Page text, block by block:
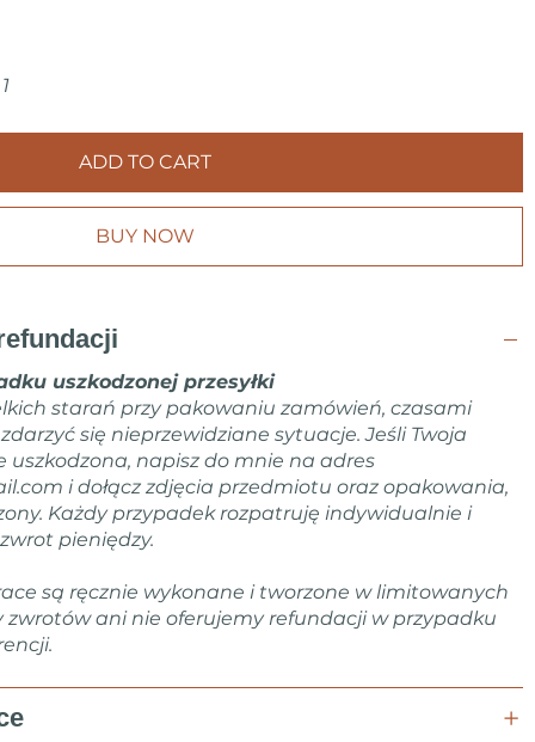
ADD TO CART
BUY NOW
uszkodzonej przesyłki
starań przy pakowaniu zamówień, czasami
się nieprzewidziane sytuacje. Jeśli Twoja
napisz do mnie na adres
i dołącz zdjęcia przedmiotu oraz opakowania,
Każdy przypadek rozpatruję indywidualnie i
pieniędzy.
są ręcznie wykonane i tworzone w limitowanych
zwrotów ani nie oferujemy refundacji w przypadku